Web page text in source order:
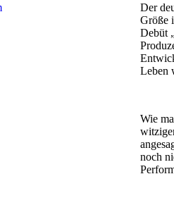
Der
Größe
Debüt
Leben
Wie
noch